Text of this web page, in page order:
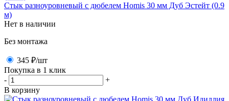
Стык разноуровневый с дюбелем Homis 30 мм Дуб Эстейт (0.9
м)
Нет в наличии
Без монтажа
345 ₽/шт
Покупка в 1 клик
-
+
В корзину